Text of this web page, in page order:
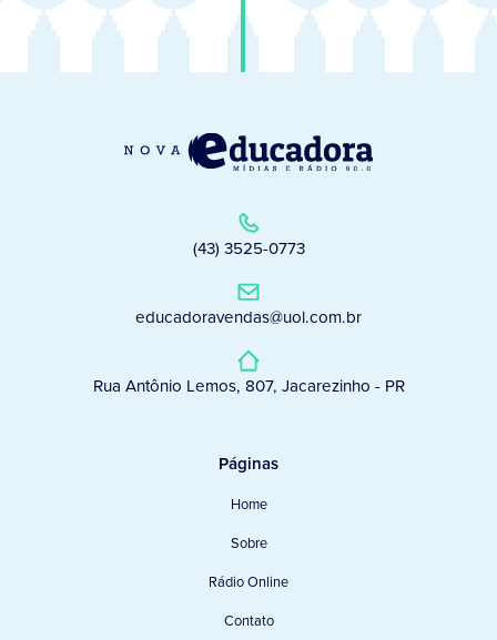
(43) 3525-0773
educadoravendas@uol.com.br
Rua Antônio Lemos, 807, Jacarezinho - PR
Páginas
Home
Sobre
Rádio Online
Contato